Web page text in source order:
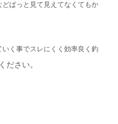
ぱっと見て見えてなくてもか
いく事でスレにくく効率良く釣
ださい。